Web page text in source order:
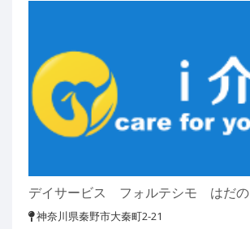
デイサービス フォルテシモ はだの
神奈川県秦野市大秦町2-21